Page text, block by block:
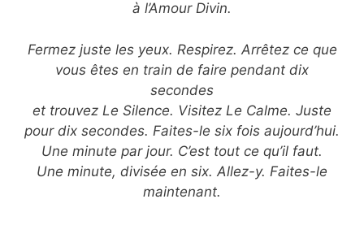
à l’Amour Divin.
Fermez juste les yeux. Respirez. Arrêtez ce que
vous êtes en train de faire pendant dix
secondes
et trouvez Le Silence. Visitez Le Calme. Juste
pour dix secondes. Faites-le six fois aujourd’hui.
Une minute par jour. C’est tout ce qu’il faut.
Une minute, divisée en six. Allez-y. Faites-le
maintenant.